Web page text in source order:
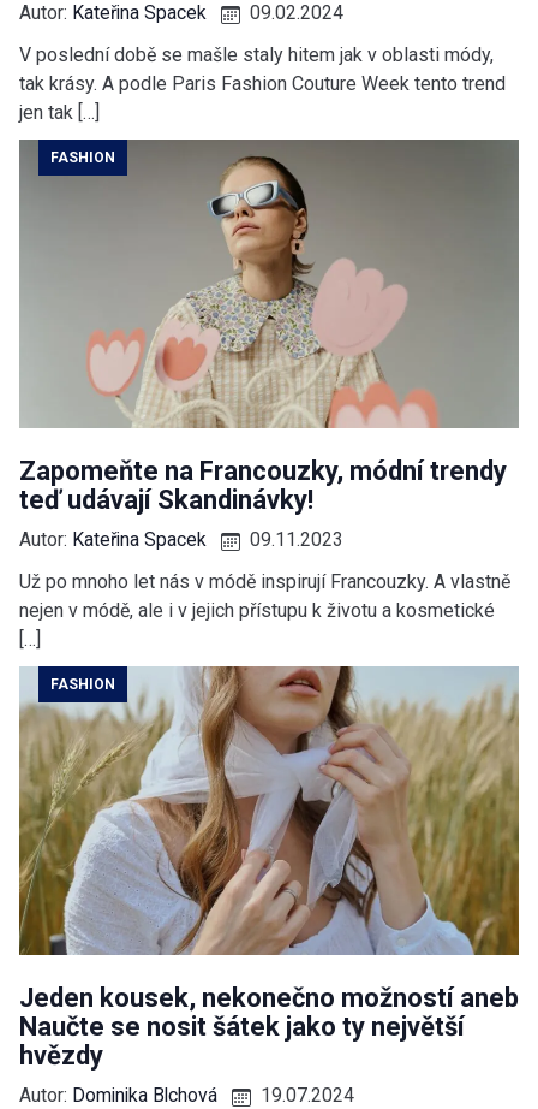
Autor: Kateřina Spacek
09.02.2024
V poslední době se mašle staly hitem jak v oblasti módy,
tak krásy. A podle Paris Fashion Couture Week tento trend
jen tak […]
FASHION
Zapomeňte na Francouzky, módní trendy
teď udávají Skandinávky!
Autor: Kateřina Spacek
09.11.2023
Už po mnoho let nás v módě inspirují Francouzky. A vlastně
nejen v módě, ale i v jejich přístupu k životu a kosmetické
[…]
FASHION
Jeden kousek, nekonečno možností aneb
Naučte se nosit šátek jako ty největší
hvězdy
Autor: Dominika Blchová
19.07.2024